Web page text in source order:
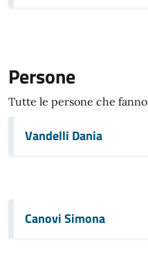
Persone
Tutte le persone che
Vandelli Dania
Canovi Simona